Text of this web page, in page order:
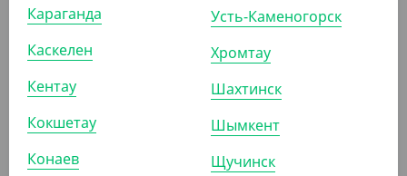
Караганда
Каскелен
Кентау
Кокшетау
Конаев
Усть-Каменогорск
Хромтау
Шахтинск
Шымкент
Щучинск